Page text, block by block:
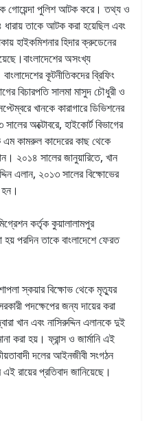
গোয়েন্দা পুলিশ আটক করে। তথ্য ও
তাকে আটক করা হয়েছিল এবং
হাইকমিশনার হিদার ক্রুডেনের
অসংখ্য
কূটনীতিকদের ব্রিফিং
বিচারপতি সালমা মাসুদ চৌধুরী ও
খানকে কারাগারে ডিভিশনের
অক্টোবরে, হাইকোর্ট বিভাগের
এম কামরুল কাদেরের কাছ থেকে
২০১৪ সালের জানুয়ারিতে, খান
এলান, ২০১৩ সালের বিক্ষোভের
কর্তৃক কুয়ালালামপুর
পরদিন তাকে বাংলাদেশে ফেরত
স্কয়ার বিক্ষোভ থেকে মৃত্যুর
পদক্ষেপের জন্য দায়ের করা
খান এবং নাসিরুদ্দিন এলানকে দুই
করা হয়। ফ্রান্স ও জার্মানি এই
দলের আইনজীবী সংগঠন
রায়ের প্রতিবাদ জানিয়েছে।